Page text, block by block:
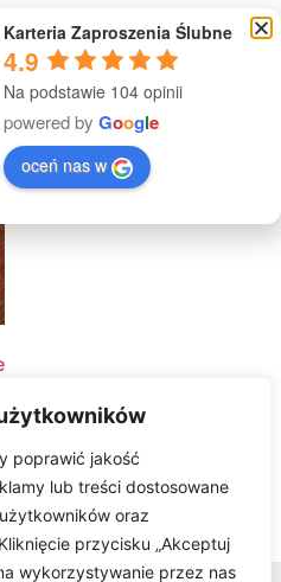
poprawić jakość
lub treści dostosowane
oraz
przycisku „Akceptuj
wykorzystywanie przez nas
Karteria Zaproszenia Ślubne
4.9
Na podstawie 104 opinii
powered by Google
oceń nas w